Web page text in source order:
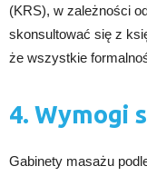
(KRS), w zależności
skonsultować się z
że wszystkie
4. Wymogi
Gabinety masażu